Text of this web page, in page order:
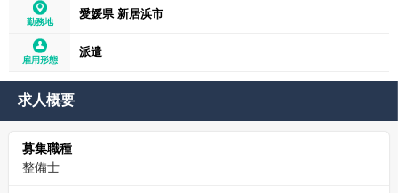
勤務地
愛媛県 新居浜市
雇用形態
派遣
求人概要
募集職種
整備士